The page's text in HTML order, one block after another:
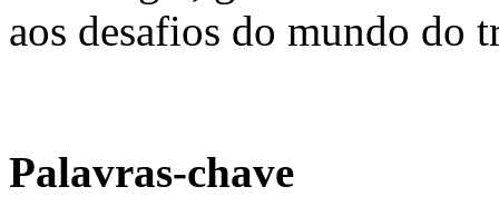
aos desafios do mundo do
Palavras-chave